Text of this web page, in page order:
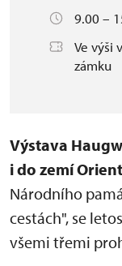
9.00 –
Ve výši
zámku
Výstava
i do zemí
Národního
cestách", se
všemi třemi